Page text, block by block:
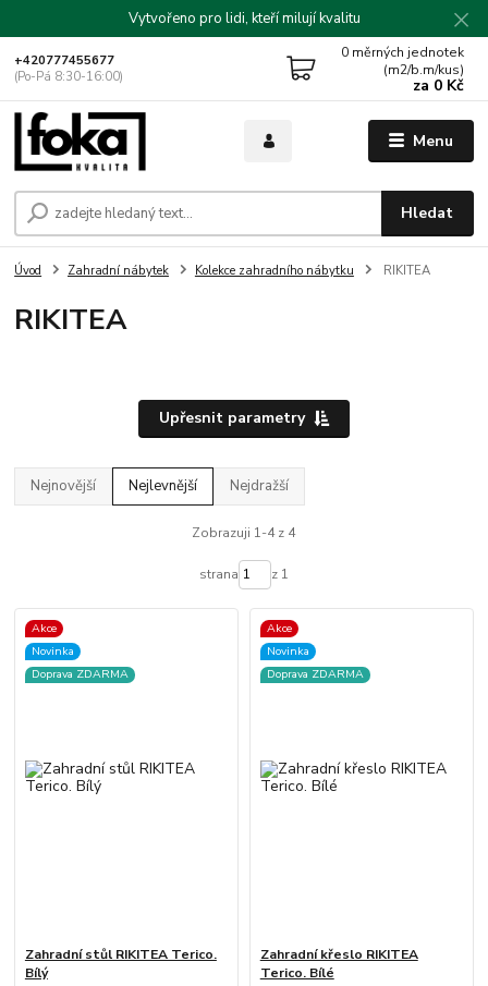
Vytvořeno pro lidi, kteří milují kvalitu
Menu
Hledat
+420777455677
(Po-Pá 8:30-16:00)
0 měrných jednotek
(m2/b.m/kus)
za 0 Kč
Úvod Zahradní nábytek Kolekce zahradního nábytku RIKITEA
RIKITEA
Upřesnit parametry
Nejnovější Nejlevnější Nejdražší
Zobrazuji 1-4 z 4
strana z 1
Akce
Novinka
Doprava ZDARMA
Zahradní stůl RIKITEA Terico.
Bílý
Akce
Novinka
Doprava ZDARMA
Zahradní křeslo RIKITEA
Terico. Bílé